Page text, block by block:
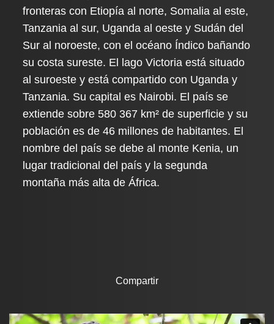
fronteras con Etiopía al norte, Somalia al este,
Tanzania al sur, Uganda al oeste y Sudán del
Sur al noroeste, con el océano Índico bañando
su costa sureste. El lago Victoria está situado
al suroeste y está compartido con Uganda y
Tanzania. Su capital es Nairobi. El país se
extiende sobre 580 367 km² de superficie y su
población es de 46 millones de habitantes. El
nombre del país se debe al monte Kenia, un
lugar tradicional del país y la segunda
montaña más alta de África.
Compartir